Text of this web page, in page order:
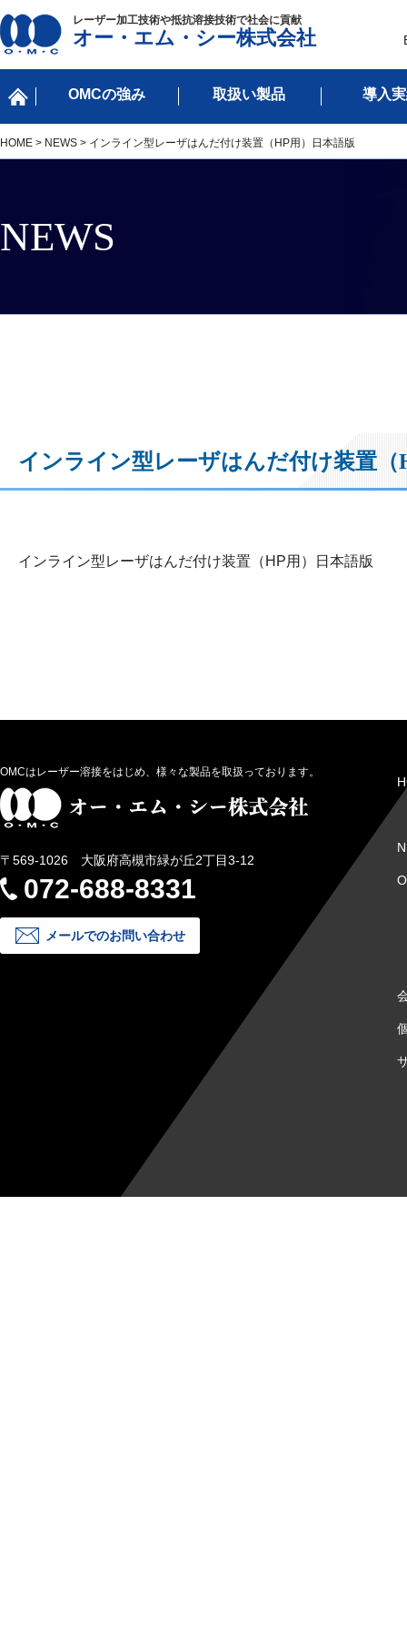
レーザー加工技術や抵抗溶接技術で社会に貢献
オー・エム・シー株式会社
OMCの強み 取扱い製品 導入
HOME > NEWS > インライン型レーザはんだ付け装置（HP用）日本語版
NEWS
インライン型レーザはんだ付け装置（
インライン型レーザはんだ付け装置（HP用）日本語版
OMCはレーザー溶接をはじめ、様々な製品を取扱っております。
〒569-1026 大阪府高槻市緑が丘2丁目3-12
072-688-8331
メールでのお問い合わせ